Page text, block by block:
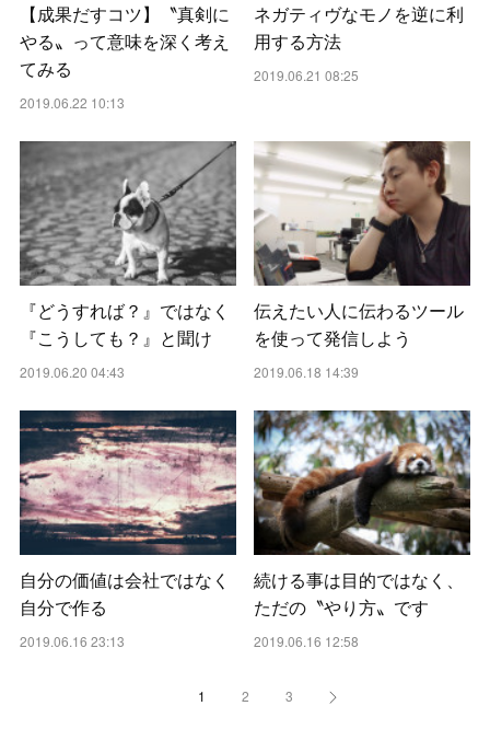
【成果だすコツ】〝真剣に
やる〟って意味を深く考え
てみる
2019.06.22 10:13
ネガティヴなモノを逆に利
用する方法
2019.06.21 08:25
『どうすれば？』ではなく
『こうしても？』と聞け
2019.06.20 04:43
伝えたい人に伝わるツール
を使って発信しよう
2019.06.18 14:39
自分の価値は会社ではなく
自分で作る
2019.06.16 23:13
続ける事は目的ではなく、
ただの〝やり方〟です
2019.06.16 12:58
1 2 3